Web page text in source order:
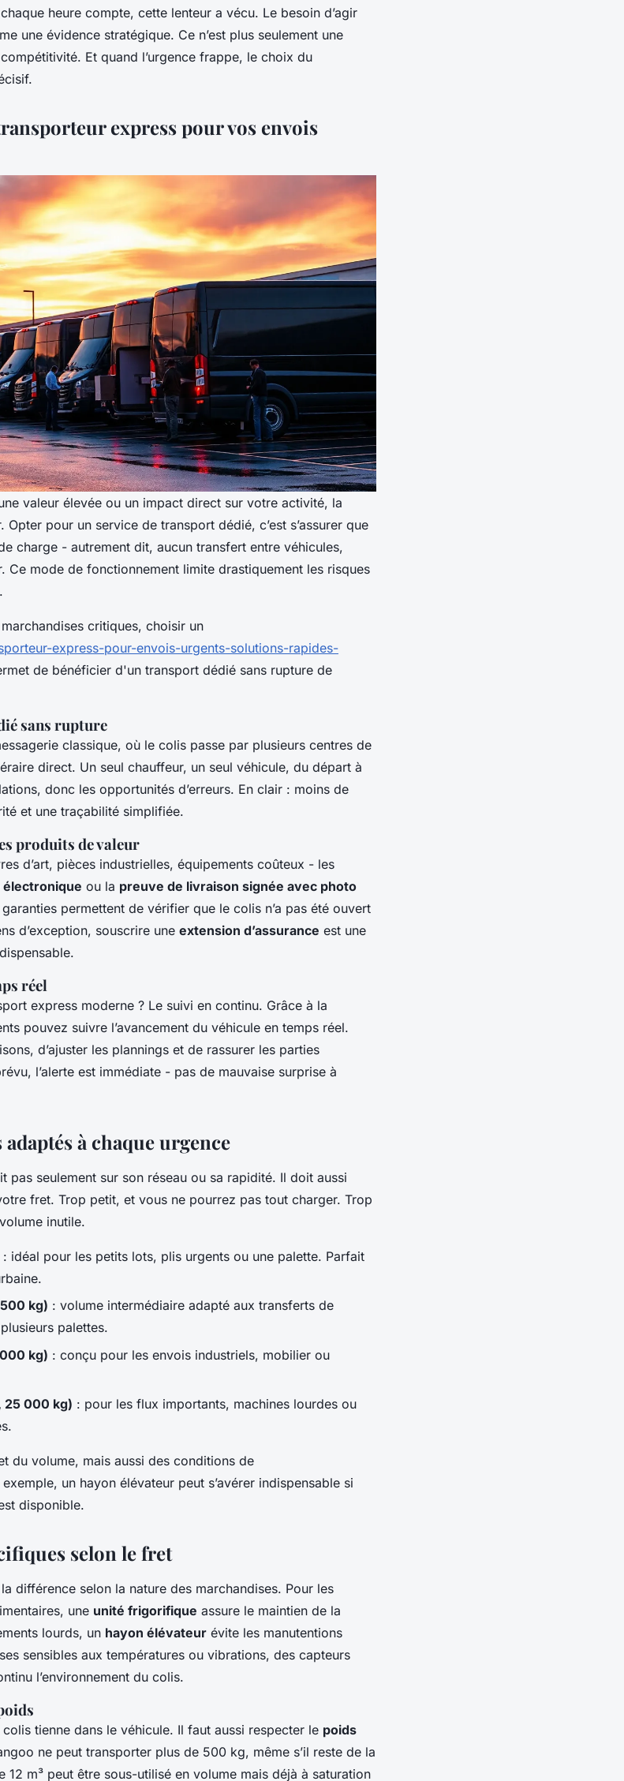
heure compte, cette lenteur a vécu. Le besoin d’agir
une évidence stratégique. Ce n’est plus seulement une
Et quand l’urgence frappe, le choix du
express pour vos envois
valeur élevée ou un impact direct sur votre activité, la
pour un service de transport dédié, c’est s’assurer que
charge - autrement dit, aucun transfert entre véhicules,
Ce mode de fonctionnement limite drastiquement les risques
critiques, choisir un
express-pour-envois-urgents-solutions-rapides-
de bénéficier d'un transport dédié sans rupture de
sans rupture
classique, où le colis passe par plusieurs centres de
direct. Un seul chauffeur, un seul véhicule, du départ à
donc les opportunités d’erreurs. En clair : moins de
et une traçabilité simplifiée.
produits de valeur
d’art, pièces industrielles, équipements coûteux - les
électronique ou la preuve de livraison signée avec photo
permettent de vérifier que le colis n’a pas été ouvert
d’exception, souscrire une extension d’assurance est une
réel
express moderne ? Le suivi en continu. Grâce à la
pouvez suivre l’avancement du véhicule en temps réel.
d’ajuster les plannings et de rassurer les parties
l’alerte est immédiate - pas de mauvaise surprise à
à chaque urgence
pas seulement sur son réseau ou sa rapidité. Il doit aussi
fret. Trop petit, et vous ne pourrez pas tout charger. Trop
inutile.
: idéal pour les petits lots, plis urgents ou une palette. Parfait
kg) : volume intermédiaire adapté aux transferts de
palettes.
kg) : conçu pour les envois industriels, mobilier ou
25 000 kg) : pour les flux importants, machines lourdes ou
du volume, mais aussi des conditions de
un hayon élévateur peut s’avérer indispensable si
disponible.
selon le fret
différence selon la nature des marchandises. Pour les
une unité frigorifique assure le maintien de la
lourds, un hayon élévateur évite les manutentions
sensibles aux températures ou vibrations, des capteurs
l’environnement du colis.
tienne dans le véhicule. Il faut aussi respecter le poids
ne peut transporter plus de 500 kg, même s’il reste de la
12 m³ peut être sous-utilisé en volume mais déjà à saturation